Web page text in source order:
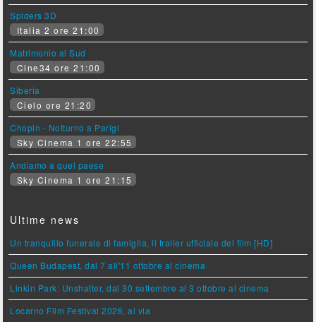
Spiders 3D
Italia 2 ore 21:00
Matrimonio al Sud
Cine34 ore 21:00
Siberia
Cielo ore 21:20
Chopin - Notturno a Parigi
Sky Cinema 1 ore 22:55
Andiamo a quel paese
Sky Cinema 1 ore 21:15
Ultime news
Un tranquillo funerale di famiglia, il trailer ufficiale del film [HD]
Queen Budapest, dal 7 all'11 ottobre al cinema
Linkin Park: Unshatter, dal 30 settembre al 3 ottobre al cinema
Locarno Film Festival 2026, al via